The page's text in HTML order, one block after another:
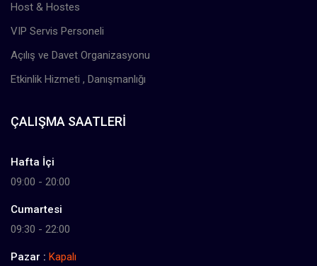
Host & Hostes
VIP Servis Personeli
Açılış ve Davet Organizasyonu
Etkinlik Hizmeti , Danışmanlığı
ÇALIŞMA SAATLERI
Hafta İçi
09:00 - 20:00
Cumartesi
09:30 - 22:00
Pazar : Kapalı